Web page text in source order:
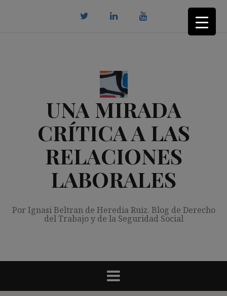
UNA MIRADA
CRÍTICA A LAS
RELACIONES
LABORALES
Por Ignasi Beltran de Heredia Ruiz. Blog de Derecho
del Trabajo y de la Seguridad Social